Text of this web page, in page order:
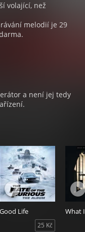
volající, než
melodií je 29
a není jej tedy
Good Life
25 Kč
What